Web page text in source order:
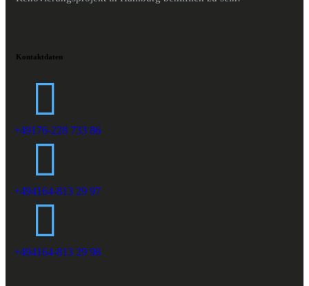
Kontaktdaten
+49176-228 733 86
+494164-813 29 97
+494164-813 29 98